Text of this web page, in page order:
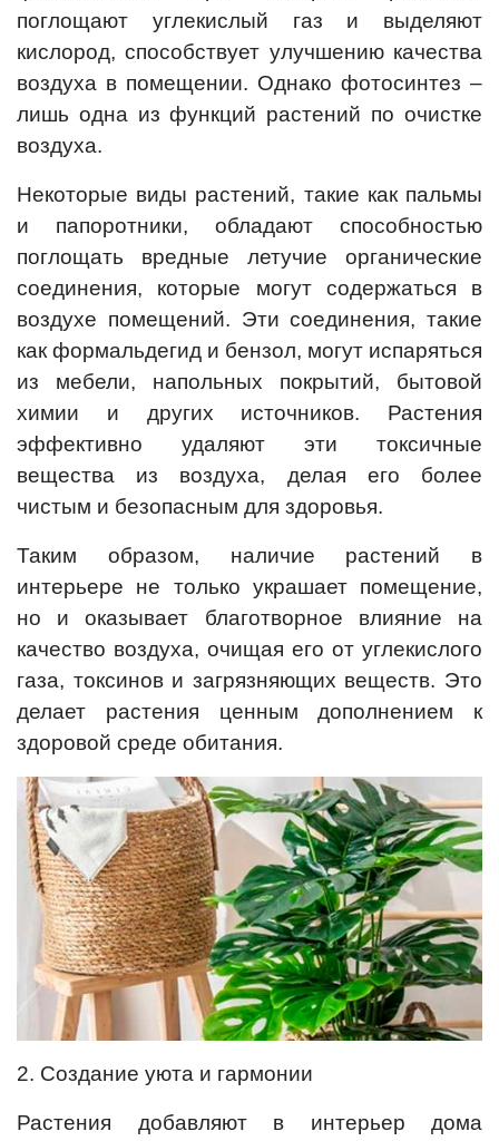
поглощают углекислый газ и выделяют
кислород, способствует улучшению качества
воздуха в помещении. Однако фотосинтез –
лишь одна из функций растений по очистке
воздуха.
Некоторые виды растений, такие как пальмы
и папоротники, обладают способностью
поглощать вредные летучие органические
соединения, которые могут содержаться в
воздухе помещений. Эти соединения, такие
как формальдегид и бензол, могут испаряться
из мебели, напольных покрытий, бытовой
химии и других источников. Растения
эффективно удаляют эти токсичные
вещества из воздуха, делая его более
чистым и безопасным для здоровья.
Таким образом, наличие растений в
интерьере не только украшает помещение,
но и оказывает благотворное влияние на
качество воздуха, очищая его от углекислого
газа, токсинов и загрязняющих веществ. Это
делает растения ценным дополнением к
здоровой среде обитания.
2. Создание уюта и гармонии
Растения добавляют в интерьер дома